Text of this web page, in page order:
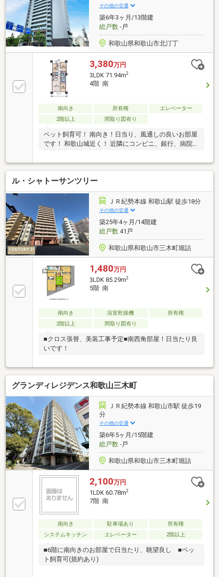
その他の交通
築6年3ヶ月/13階建
総戸数-戸
和歌山県和歌山市北汀丁
3,380万円
3LDK 71.94m2
4階 南
南向き 所有権
エレベーター
2階以上
間取り図有り
ペット飼育可！ 南向き！日当り、風通しの良いお部屋
です！ 和歌山城近く！ 近隣にコンビニ、銀行、病院等
ル・シャトーサンツリー
ＪＲ紀勢本線 和歌山駅 徒歩18分
その他の交通
築25年4ヶ月/14階建
総戸数41戸
和歌山県和歌山市三木町堀詰
1,480万円
3LDK 85.29m2
5階 南
南向き 浴室乾燥機
所有権
2階以上
間取り図有り
■クロス張替、美装工事予定■南西角部屋！日当たり良
いです！
グランディレジデンス和歌山三木町
ＪＲ紀勢本線 和歌山市駅 徒歩19
分
その他の交通
築6年5ヶ月/15階建
総戸数-戸
和歌山県和歌山市三木町堀詰
2,100万円
1LDK 60.78m2
7階 南
南向き 駐車場あり
所有権
システムキッチン
エレベーター 2階以上
■6階に南向きのお部屋で日当たり、眺望良し ■ペッ
ト飼育可(規約あり)